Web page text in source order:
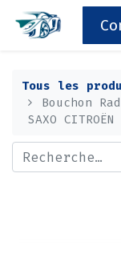
Tous les
Bouchon
SAXO CITROËN